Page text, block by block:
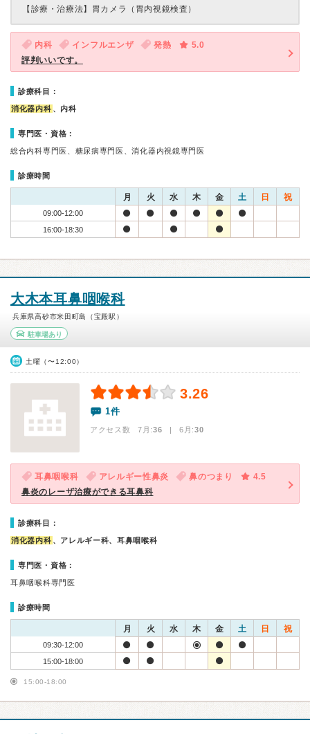
【診療・治療法】 胃カメラ（胃内視鏡検査）
内科 インフルエンザ 発熱
5.0
評判いいです。
診療科目：
消化器内科 、内科
専門医・資格：
総合内科専門医、糖尿病専門医、消化器内視鏡専門医
診療時間
月 火 水 木 金 土 日 祝
09:00-12:00
16:00-18:30
大木本耳鼻咽喉科
兵庫県高砂市米田町島（宝殿駅）
駐車場あり
土曜（〜12:00）
3.26
1件
アクセス数 7月:36 | 6月:30
耳鼻咽喉科 アレルギー性鼻炎 鼻のつまり
4.5
鼻炎のレーザ治療ができる耳鼻科
診療科目：
消化器内科 、アレルギー科、耳鼻咽喉科
専門医・資格：
耳鼻咽喉科専門医
診療時間
月 火 水 木 金 土 日 祝
09:30-12:00
15:00-18:00
15:00-18:00